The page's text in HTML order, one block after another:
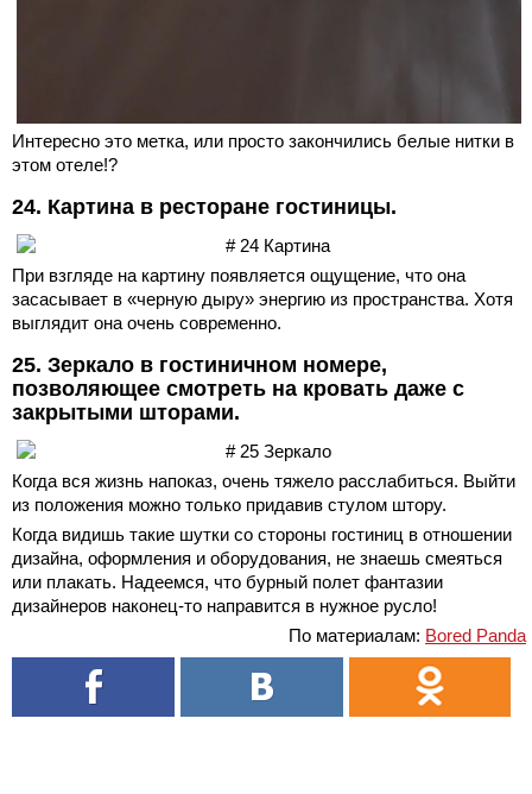
Интересно это метка, или просто закончились белые нитки в
этом отеле!?
24. Картина в ресторане гостиницы.
При взгляде на картину появляется ощущение, что она
засасывает в «черную дыру» энергию из пространства. Хотя
выглядит она очень современно.
25. Зеркало в гостиничном номере,
позволяющее смотреть на кровать даже с
закрытыми шторами.
Когда вся жизнь напоказ, очень тяжело расслабиться. Выйти
из положения можно только придавив стулом штору.
Когда видишь такие шутки со стороны гостиниц в отношении
дизайна, оформления и оборудования, не знаешь смеяться
или плакать. Надеемся, что бурный полет фантазии
дизайнеров наконец-то направится в нужное русло!
По материалам: Bored Panda